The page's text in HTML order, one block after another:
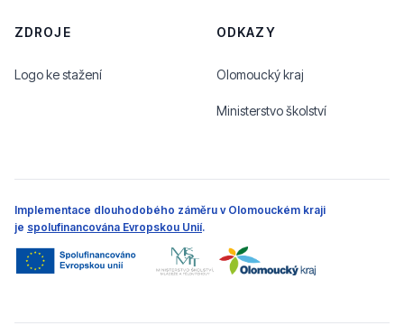
ZDROJE
Logo ke stažení
ODKAZY
Olomoucký kraj
Ministerstvo školství
Implementace dlouhodobého záměru v Olomouckém kraji
je spolufinancována Evropskou Unií.